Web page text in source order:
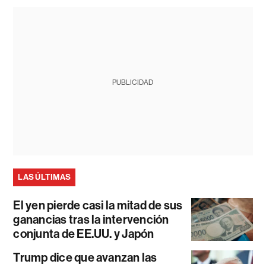
PUBLICIDAD
LAS ÚLTIMAS
El yen pierde casi la mitad de sus
ganancias tras la intervención
conjunta de EE.UU. y Japón
Trump dice que avanzan las